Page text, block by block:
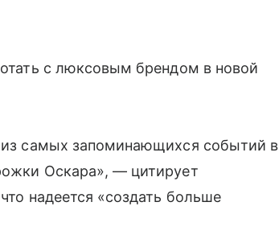
с люксовым брендом в новой
самых запоминающихся событий в
Оскара», — цитирует
надеется «создать больше